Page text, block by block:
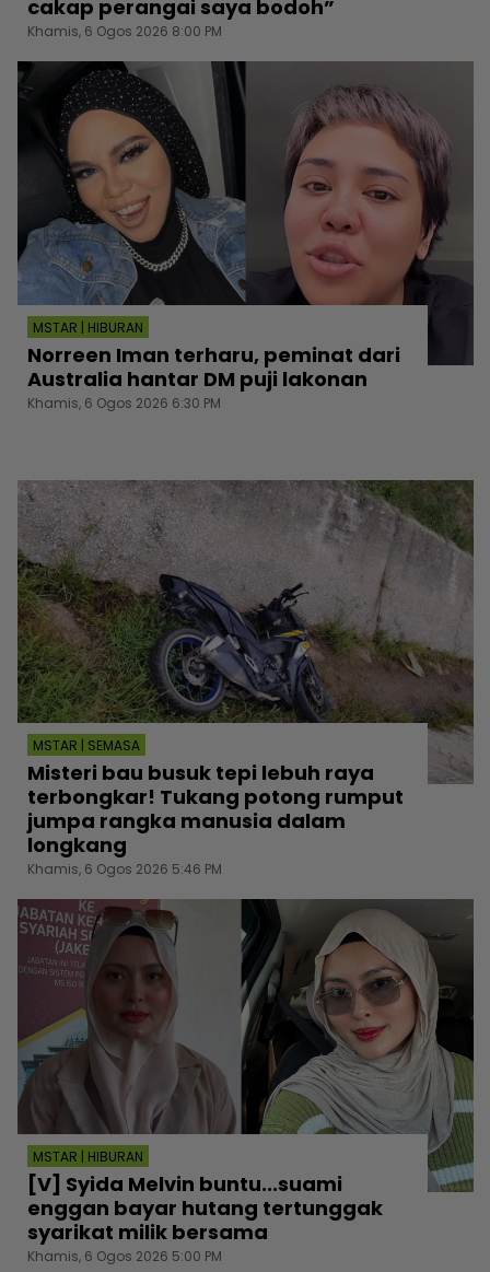
cakap perangai saya bodoh”
Khamis, 6 Ogos 2026 8:00 PM
MSTAR | HIBURAN
Norreen Iman terharu, peminat dari
Australia hantar DM puji lakonan
Khamis, 6 Ogos 2026 6:30 PM
MSTAR | SEMASA
Misteri bau busuk tepi lebuh raya
terbongkar! Tukang potong rumput
jumpa rangka manusia dalam
longkang
Khamis, 6 Ogos 2026 5:46 PM
MSTAR | HIBURAN
[V] Syida Melvin buntu...suami
enggan bayar hutang tertunggak
syarikat milik bersama
Khamis, 6 Ogos 2026 5:00 PM